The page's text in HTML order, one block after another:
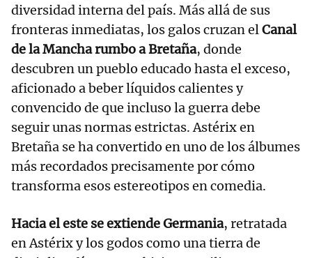
diversidad interna del país. Más allá de sus
fronteras inmediatas, los galos cruzan elCanal
de la Mancha rumbo a Bretaña, donde
descubren un pueblo educado hasta el exceso,
aficionado a beber líquidos calientes y
convencido de que incluso la guerra debe
seguir unas normas estrictas. Astérix en
Bretaña se ha convertido en uno de los álbumes
más recordados precisamente por cómo
transforma esos estereotipos en comedia.
Hacia el este se extiende Germania, retratada
en Astérix y los godos como una tierra de